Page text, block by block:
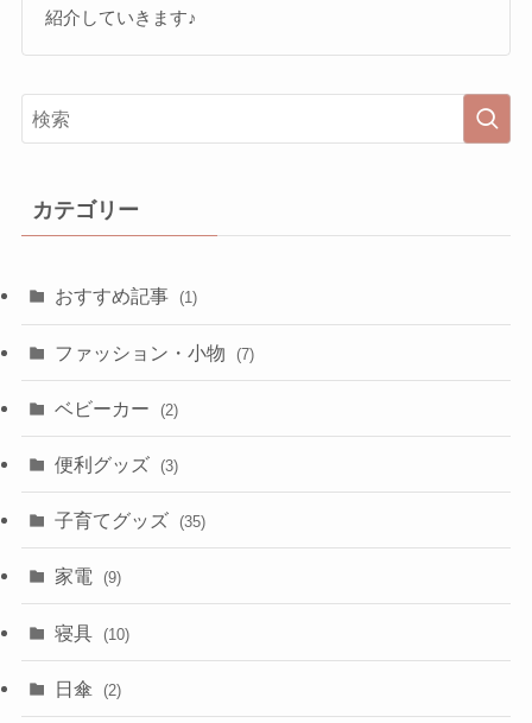
紹介していきます♪
カテゴリー
おすすめ記事 (1)
ファッション・小物 (7)
ベビーカー (2)
便利グッズ (3)
子育てグッズ (35)
家電 (9)
寝具 (10)
日傘 (2)